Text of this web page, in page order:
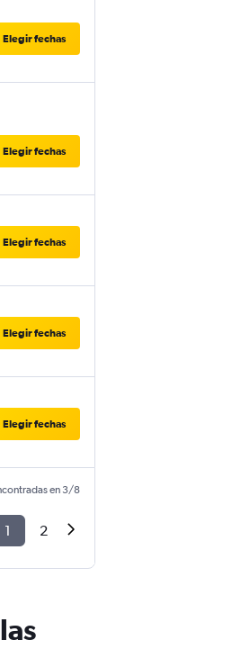
Elegir fechas
Elegir fechas
Elegir fechas
Elegir fechas
Elegir fechas
en 3/8
1 2